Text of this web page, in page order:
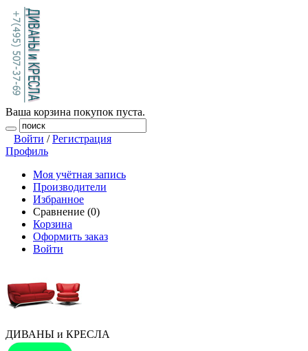
Ваша корзина покупок пуста.
Войти /Регистрация
Профиль
Моя учётная запись
Производители
Избранное
Сравнение (0)
Корзина
Оформить заказ
Войти
ДИВАНЫ и КРЕСЛА